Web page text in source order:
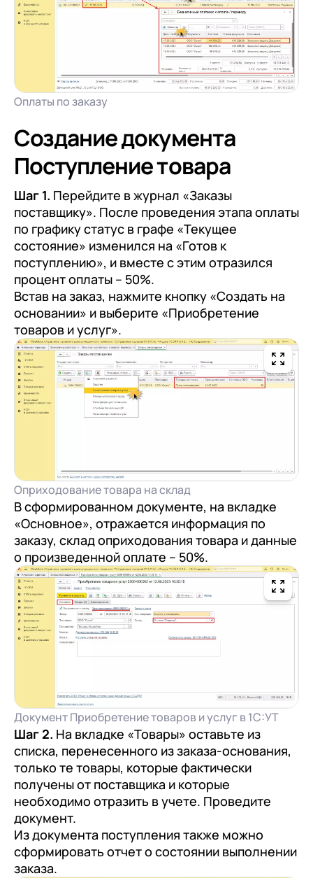
Оплаты по заказу
Создание документа
Поступление товара
Шаг 1. Перейдите в журнал «Заказы
поставщику». После проведения этапа оплаты
по графику статус в графе «Текущее
состояние» изменился на «Готов к
поступлению», и вместе с этим отразился
процент оплаты – 50%.
Встав на заказ, нажмите кнопку «Создать на
основании» и выберите «Приобретение
товаров и услуг».
Оприходование товара на склад
В сформированном документе, на вкладке
«Основное», отражается информация по
заказу, склад оприходования товара и данные
о произведенной оплате – 50%.
Документ Приобретение товаров и услуг в 1С:УТ
Шаг 2. На вкладке «Товары» оставьте из
списка, перенесенного из заказа-основания,
только те товары, которые фактически
получены от поставщика и которые
необходимо отразить в учете. Проведите
документ.
Из документа поступления также можно
сформировать отчет о состоянии выполнении
заказа.